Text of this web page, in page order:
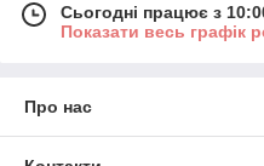
Сьогодні працює з
Показати весь графік
Про нас